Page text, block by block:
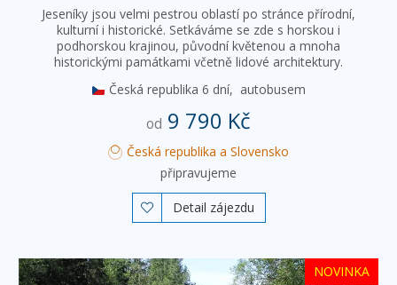
Jeseníky jsou velmi pestrou oblastí po stránce přírodní,
kulturní i historické. Setkáváme se zde s horskou i
podhorskou krajinou, původní květenou a mnoha
historickými památkami včetně lidové architektury.
Česká republika 6 dní, autobusem
od 9 790 Kč
Česká republika a Slovensko
připravujeme
 Detail zájezdu
NOVINKA